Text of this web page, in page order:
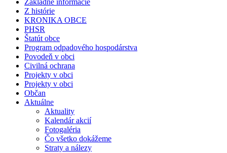
Základné informácie
Z histórie
KRONIKA OBCE
PHSR
Štatút obce
Program odpadového hospodárstva
Povodeň v obci
Civilná ochrana
Projekty v obci
Projekty v obci
Občan
Aktuálne
Aktuality
Kalendár akcií
Fotogaléria
Čo všetko dokážeme
Straty a nálezy